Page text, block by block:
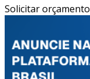
Solicitar orçamento